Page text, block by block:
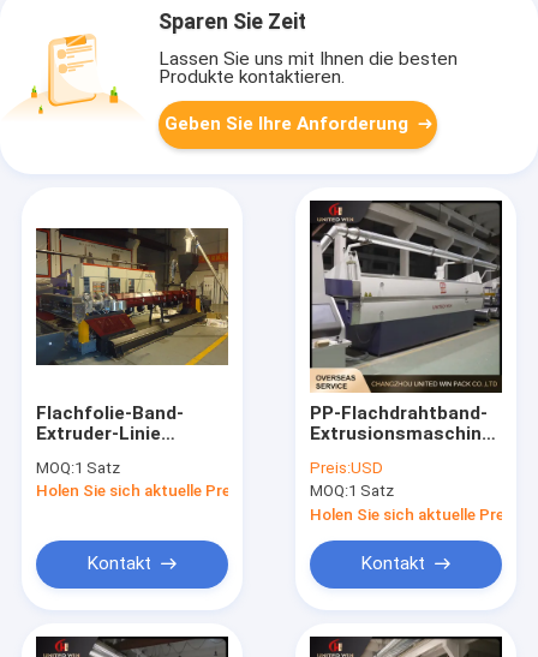
Sparen Sie Zeit
Lassen Sie uns mit Ihnen die besten
Produkte kontaktieren.
Geben Sie Ihre Anforderung
Flachfolie-Band-
Extruder-Linie
Taschen-
Produktions-
Plastikfabrik
MOQ:1 Satz
Holen Sie sich aktuelle Preis
Kontakt
PP-Flachdrahtband-
Extrusionsmaschine
Extrusionsfolie
Strecklinie 2000Tex
Preis:USD
MOQ:1 Satz
Holen Sie sich aktuelle Preis
Kontakt